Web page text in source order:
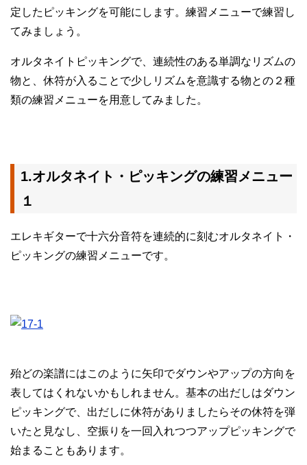
定したピッキングを可能にします。練習メニューで練習し
てみましょう。
オルタネイトピッキングで、連続性のある単調なリズムの
物と、休符が入ることで少しリズムを意識する物との２種
類の練習メニューを用意してみました。
1.オルタネイト・ピッキングの練習メニュー
１
エレキギターで十六分音符を連続的に刻むオルタネイト・
ピッキングの練習メニューです。
殆どの楽譜にはこのように矢印でダウンやアップの方向を
表してはくれないかもしれません。基本の出だしはダウン
ピッキングで、出だしに休符がありましたらその休符を弾
いたと見なし、空振りを一回入れつつアップピッキングで
始まることもあります。